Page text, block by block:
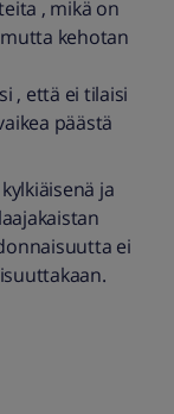
, mikä on
kehotan
, että ei tilaisi
päästä
ja
ei